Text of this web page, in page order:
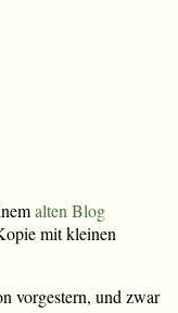
alten Blog
mit kleinen
vorgestern, und zwar